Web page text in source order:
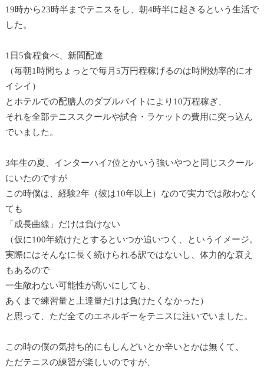
19時から23時半までテニスをし、朝4時半に起きるという生活で
した。
1日5食程食べ、新聞配達
（毎朝1時間ちょっとで毎月5万円程稼げるのは時間効率的にオ
イシイ）
とホテルでの配膳人のダブルバイトにより10万程稼ぎ、
それを全部テニススクールや試合・ラケットの費用に突っ込ん
でいました。
3年生の夏、インターハイ7位とかいう強いやつと同じスクール
にいたのですが
この時僕は、経験2年（彼は10年以上）なので実力では敵わなく
ても
「成長曲線」だけは負けない
（仮に100年続けたとするといつか追いつく、というイメージ。
実際にはそんなに長く続けられる訳ではないし、体力的な衰え
もあるので
一生敵わない可能性が高いにしても、
あくまで練習量と上達量だけは負けたくなかった）
と思って、ただ全てのエネルギーをテニスに注いでいました。
この時の僕の気持ち的にもしんどいとか辛いとかは無くて、
ただテニスの練習が楽しいのですが、